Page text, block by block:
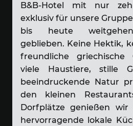
B&B-Hotel mit nur
exklusiv für unsere
bis heute
geblieben. Keine Hektik,
freundliche griechische
viele Haustiere, stille
beeindruckende Natur
den kleinen
Dorfplätze genießen
hervorragende lokale